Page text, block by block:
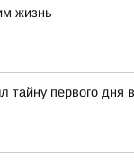
жизнь
тайну первого